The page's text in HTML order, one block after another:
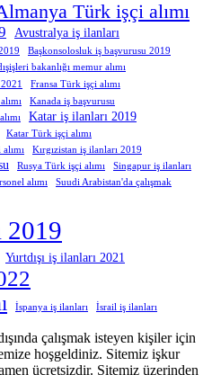
Türk işçi alımı
Avustralya iş ilanları
Başkonsolosluk iş başvurusu 2019
bakanlığı memur alımı
2021 Fransa Türk işçi alımı
Kanada iş başvurusu
Katar iş ilanları 2019
Katar Türk işçi alımı
Kırgızistan iş ilanları 2019
Rusya Türk işçi alımı
Singapur iş ilanları
alımı Suudi Arabistan'da çalışmak
2019
Yurtdışı iş ilanları 2021
İspanya iş ilanları İsrail iş ilanları
çalışmak isteyen kişiler için
hoşgeldiniz. Sitemiz işkur
ücretsizdir. Sitemiz üzerinden